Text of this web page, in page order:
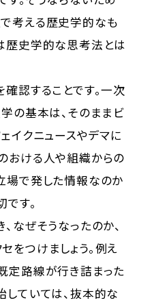
考える歴史学的なも
歴史学的な思考法とは
認することです。一次
の基本は、そのままビ
イクニュースやデマに
おける人や組織からの
場で発した情報なのか
す。
なぜそうなったのか、
をつけましょう。例え
定路線が行き詰まった
していては、抜本的な